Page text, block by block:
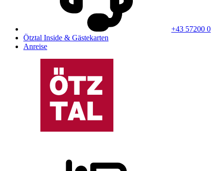
+43 57200 0
Ötztal Inside & Gästekarten
Anreise